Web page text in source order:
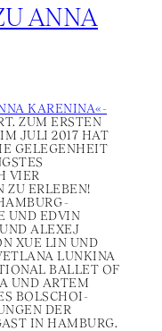
ANNA
KARENINA«-
ZUM ERSTEN
JULI 2017 HAT
GELEGENHEIT
VIER
ZU ERLEBEN!
UND EDVIN
ALEXEJ
XUE LIN UND
LUNKINA
BALLET OF
UND ARTEM
BOLSCHOI-
DER
IN HAMBURG.